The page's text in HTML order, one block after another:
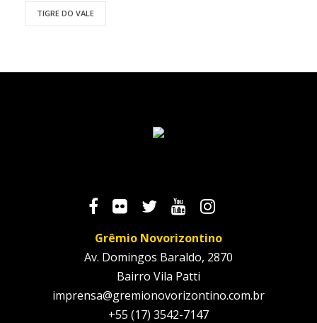
TIGRE DO VALE
Grêmio Novorizontino
Av. Domingos Baraldo, 2870
Bairro Vila Patti
imprensa@gremionovorizontino.com.br
+55 (17) 3542-7147